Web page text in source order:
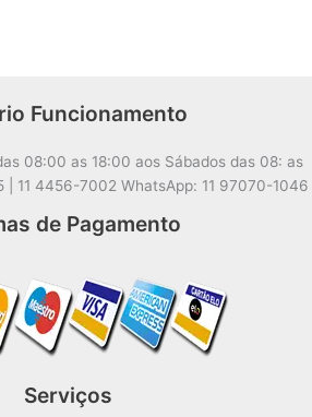
Funcionamento
08:00 as 18:00 aos Sábados das 08: as
| 11 4456-7002 WhatsApp: 11 97070-1046
de Pagamento
Serviços